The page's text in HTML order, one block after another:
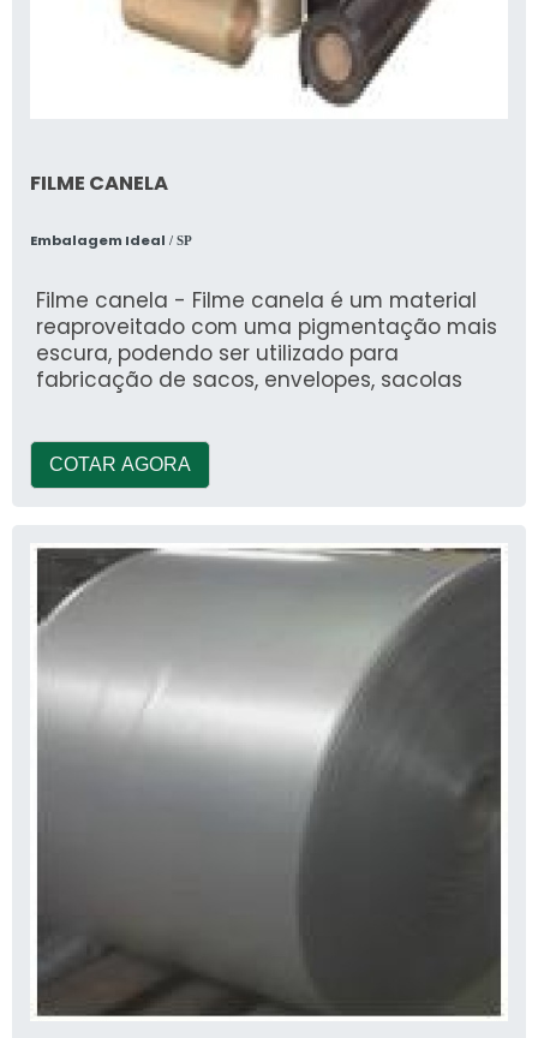
FILME CANELA
Embalagem Ideal / SP
Filme canela - Filme canela é um material
reaproveitado com uma pigmentação mais
escura, podendo ser utilizado para
fabricação de sacos, envelopes, sacolas
COTAR AGORA